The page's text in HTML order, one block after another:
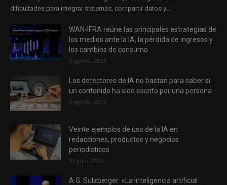
dificultades para integrar sistemas, compartir datos y...
WAN-IFRA reúne las principales estrategias de
los medios ante la IA, la pérdida de ingresos y
los cambios de consumo
5 agosto, 2026
Los detectores de IA no bastan para saber si
un contenido ha sido escrito por una persona
3 agosto, 2026
Veinte ejemplos de uso de la IA en
redacciones, productos y negocios
periodísticos
31 julio, 2026
A.G. Sulzberger: «La inteligencia artificial